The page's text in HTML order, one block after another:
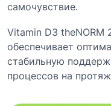
самочувствие.
Vitamin D3 theNORM
обеспечивает
стабильную
процессов на